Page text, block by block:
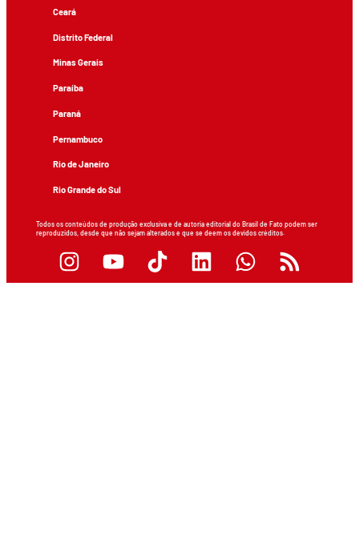
Ceará
Distrito Federal
Minas Gerais
Paraíba
Paraná
Pernambuco
Rio de Janeiro
Rio Grande do Sul
Todos os conteúdos de produção exclusiva e de autoria editorial do Brasil de Fato podem ser
reproduzidos, desde que não sejam alterados e que se deem os devidos créditos.